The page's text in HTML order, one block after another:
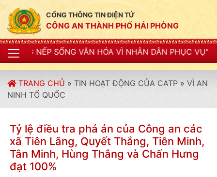
CỔNG THÔNG TIN ĐIỆN TỬ
CÔNG AN THÀNH PHỐ HẢI PHÒNG
HÓA VÌ NHÂN DÂN PHỤC VỤ"
TRANG CHỦ » TIN HOẠT ĐỘNG CỦA CATP » VÌ AN
NINH TỔ QUỐC
Tỷ lệ điều tra phá án của Công an các
xã Tiên Lãng, Quyết Thắng, Tiên Minh,
Tân Minh, Hùng Thắng và Chấn Hưng
đạt 100%